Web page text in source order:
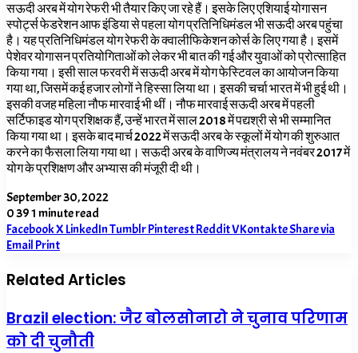
सऊदी अरब में योग रेफरी भी तैयार किए जा रहे हैं। इसके लिए एशियाई योगासन
स्पोर्ट्स फेडरेशन आफ इंडिया से पहला योग प्रतिनिधिमंडल भी सऊदी अरब पहुंचा
है। यह प्रतिनिधिमंडल योग रेफरी के क्वालीफिकेशन कोर्स के लिए गया है। इसमें
पेशेवर योगासन प्रतियोगिताओं को लेकर भी बात की गई और युवाओं को प्रोत्साहित
किया गया। इसी साल फरवरी में सऊदी अरब में योग फेस्टिवल का आयोजन किया
गया था, जिसमें कई हजार लोगों ने हिस्सा लिया था। इसकी चर्चा भारत में भी हुई थी।
इसकी वजह महिला नौफ मारवाई भी थीं। नौफ मारवाई सऊदी अरब में पहली
सर्टिफाइड योग प्रशिक्षक हैं, उन्हें भारत में साल 2018 में पद्यश्री से भी सम्मानित
किया गया था। इसके बाद मार्च 2022 में सऊदी अरब के स्कूलों में योग की शुरुआत
करने का फैसला लिया गया था। सऊदी अरब के वाणिज्य मंत्रालय ने नवंबर 2017 में
योग के प्रशिक्षण और अभ्यास की मंजूरी दी थी।
September 30, 2022
0391 minute read
FacebookXLinkedInTumblrPinterestRedditVKontakteShare via
Email Print
Related Articles
Brazil election: जैर बोलसोनारो ने चुनाव परिणाम
को दी चुनौती